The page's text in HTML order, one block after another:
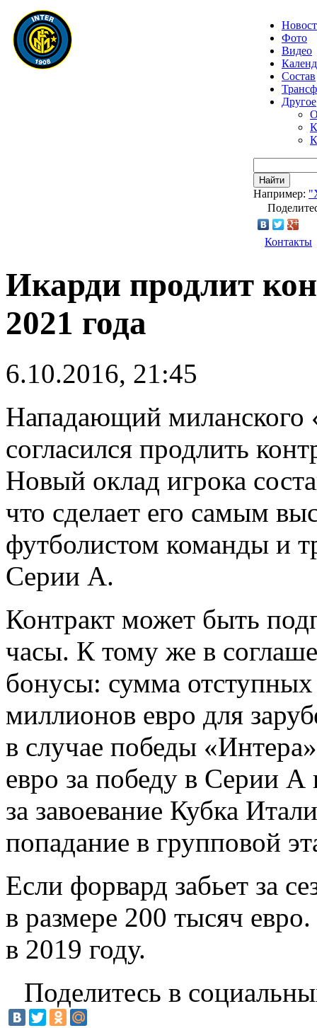
Фото
Видео
Состав
Другое
Найти
Например:
Контакты
Икарди продлит
2021 года
6.10.2016, 21:45
Нападающий
согласился продлить
Новый оклад игрока
что сделает его самым
футболистом команды и
Серии А.
Контракт может быть
часы. К тому же в
бонусы: сумма отступных
миллионов евро для
в случае победы
евро за победу в Серии
за завоевание Кубка
попадание в групповой
Если форвард забьет за
в размере 200 тысяч
в 2019 году.
Поделитесь в